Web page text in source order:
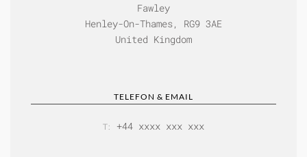
Fawley
Henley-On-Thames, RG9 3AE
United Kingdom
TELEFON & EMAIL
T: +44 xxxx xxx xxx